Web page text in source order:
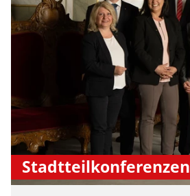
Stadtteilkonferenzen